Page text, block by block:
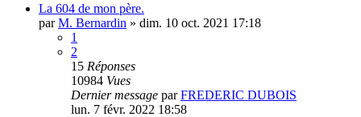
La 604 de mon père.
parM. Bernardin » dim. 10 oct. 2021 17:18
1
2
15 Réponses
10984 Vues
Dernier message parFREDERIC DUBOIS
lun. 7 févr. 2022 18:58